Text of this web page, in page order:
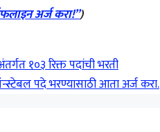
अर्ज करा!”)
१०३ रिक्त पदांची भरती
पदे भरण्यासाठी आता अर्ज करा.